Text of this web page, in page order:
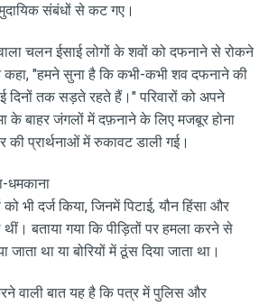
संबंधों से कट गए।
चलन ईसाई लोगों के शवों को दफनाने से रोकने
"हमने सुना है कि कभी-कभी शव दफनाने की
तक सड़ते रहते हैं।" परिवारों को अपने
के बाहर जंगलों में दफ़नाने के लिए मजबूर होना
प्रार्थनाओं में रुकावट डाली गई।
धमकाना
भी दर्ज किया, जिनमें पिटाई, यौन हिंसा और
बताया गया कि पीड़ितों पर हमला करने से
जाता था या बोरियों में ठूंस दिया जाता था।
वाली बात यह है कि पत्र में पुलिस और